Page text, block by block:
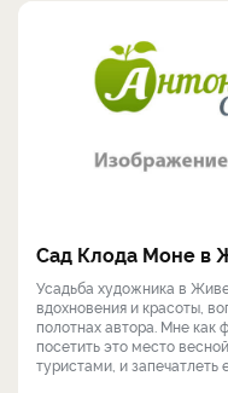
Сад Клода Моне в
Усадьба художника в
вдохновения и красоты,
полотнах автора. Мне как
посетить это место
туристами, и запечатлеть